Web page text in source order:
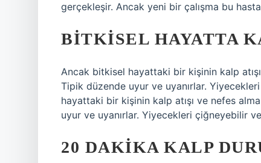
gerçekleşir. Ancak yeni bir çalışma bu
BITKISEL HAYATTA
Ancak bitkisel hayattaki bir kişinin kalp
Tipik düzende uyur ve uyanırlar.
hayattaki bir kişinin kalp atışı ve nefes
uyur ve uyanırlar. Yiyecekleri çiğneyebilir
20 DAKIKA KALP